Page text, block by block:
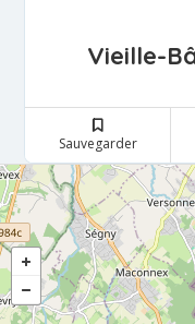
Vieille-
Sauvegarder